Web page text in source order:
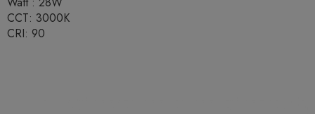
CCT: 3000K
CRI: 90